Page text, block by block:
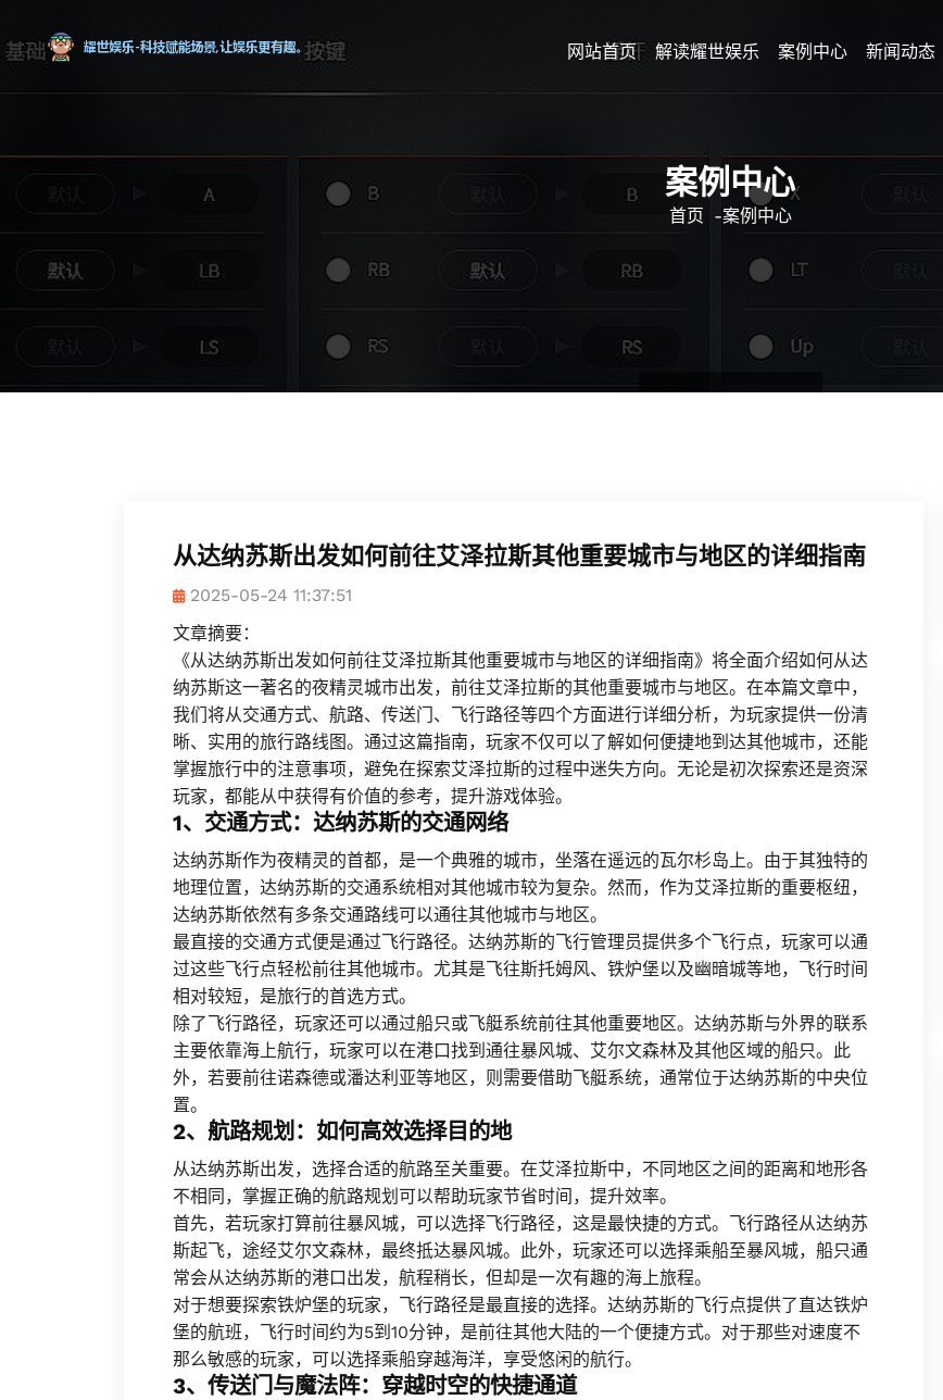
网站首页 解读耀世娱乐 案例中心 新闻动态
案例中心
首页 -案例中心
从达纳苏斯出发如何前往艾泽拉斯其他重要城市与地区的详细指南
2025-05-24 11:37:51
文章摘要：
《从达纳苏斯出发如何前往艾泽拉斯其他重要城市与地区的详细指南》将全面介绍如何从达
纳苏斯这一著名的夜精灵城市出发，前往艾泽拉斯的其他重要城市与地区。在本篇文章中，
我们将从交通方式、航路、传送门、飞行路径等四个方面进行详细分析，为玩家提供一份清
晰、实用的旅行路线图。通过这篇指南，玩家不仅可以了解如何便捷地到达其他城市，还能
掌握旅行中的注意事项，避免在探索艾泽拉斯的过程中迷失方向。无论是初次探索还是资深
玩家，都能从中获得有价值的参考，提升游戏体验。
1、交通方式：达纳苏斯的交通网络
达纳苏斯作为夜精灵的首都，是一个典雅的城市，坐落在遥远的瓦尔杉岛上。由于其独特的
地理位置，达纳苏斯的交通系统相对其他城市较为复杂。然而，作为艾泽拉斯的重要枢纽，
达纳苏斯依然有多条交通路线可以通往其他城市与地区。
最直接的交通方式便是通过飞行路径。达纳苏斯的飞行管理员提供多个飞行点，玩家可以通
过这些飞行点轻松前往其他城市。尤其是飞往斯托姆风、铁炉堡以及幽暗城等地，飞行时间
相对较短，是旅行的首选方式。
除了飞行路径，玩家还可以通过船只或飞艇系统前往其他重要地区。达纳苏斯与外界的联系
主要依靠海上航行，玩家可以在港口找到通往暴风城、艾尔文森林及其他区域的船只。此
外，若要前往诺森德或潘达利亚等地区，则需要借助飞艇系统，通常位于达纳苏斯的中央位
置。
2、航路规划：如何高效选择目的地
从达纳苏斯出发，选择合适的航路至关重要。在艾泽拉斯中，不同地区之间的距离和地形各
不相同，掌握正确的航路规划可以帮助玩家节省时间，提升效率。
首先，若玩家打算前往暴风城，可以选择飞行路径，这是最快捷的方式。飞行路径从达纳苏
斯起飞，途经艾尔文森林，最终抵达暴风城。此外，玩家还可以选择乘船至暴风城，船只通
常会从达纳苏斯的港口出发，航程稍长，但却是一次有趣的海上旅程。
对于想要探索铁炉堡的玩家，飞行路径是最直接的选择。达纳苏斯的飞行点提供了直达铁炉
堡的航班，飞行时间约为5到10分钟，是前往其他大陆的一个便捷方式。对于那些对速度不
那么敏感的玩家，可以选择乘船穿越海洋，享受悠闲的航行。
3、传送门与魔法阵：穿越时空的快捷通道